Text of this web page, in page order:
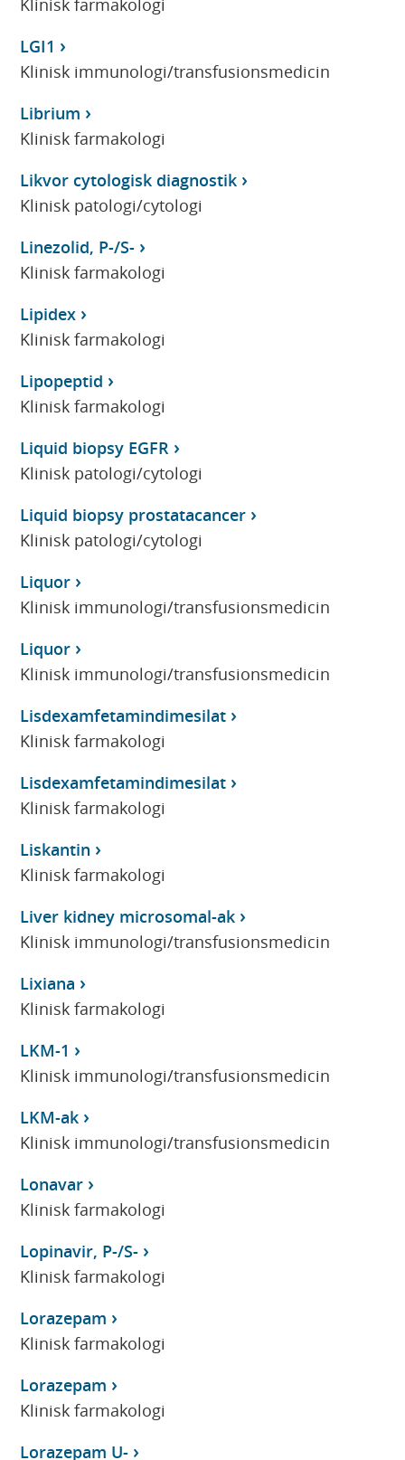
Klinisk farmakologi
LGI1
Klinisk immunologi/transfusionsmedicin
Librium
Klinisk farmakologi
Likvor cytologisk diagnostik
Klinisk patologi/cytologi
Linezolid, P-/S-
Klinisk farmakologi
Lipidex
Klinisk farmakologi
Lipopeptid
Klinisk farmakologi
Liquid biopsy EGFR
Klinisk patologi/cytologi
Liquid biopsy prostatacancer
Klinisk patologi/cytologi
Liquor
Klinisk immunologi/transfusionsmedicin
Liquor
Klinisk immunologi/transfusionsmedicin
Lisdexamfetamindimesilat
Klinisk farmakologi
Lisdexamfetamindimesilat
Klinisk farmakologi
Liskantin
Klinisk farmakologi
Liver kidney microsomal-ak
Klinisk immunologi/transfusionsmedicin
Lixiana
Klinisk farmakologi
LKM-1
Klinisk immunologi/transfusionsmedicin
LKM-ak
Klinisk immunologi/transfusionsmedicin
Lonavar
Klinisk farmakologi
Lopinavir, P-/S-
Klinisk farmakologi
Lorazepam
Klinisk farmakologi
Lorazepam
Klinisk farmakologi
Lorazepam U-